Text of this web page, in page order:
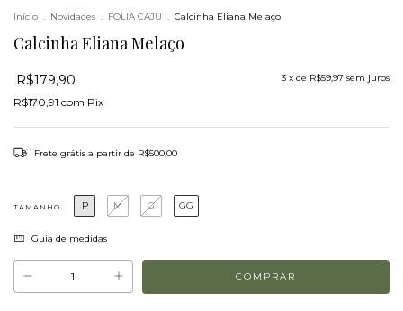
Início . Novidades . FOLIA CAJU . Calcinha Eliana Melaço
Calcinha Eliana Melaço
R$179,90 3 x de R$59,97 sem juros
R$170,91 com Pix
Frete grátis a partir de R$500,00
TAMANHO P M G GG
Guia de medidas